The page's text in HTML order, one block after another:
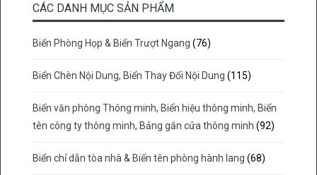
CÁC DANH MỤC SẢN PHẨM
Biển Phòng Họp & Biển Trượt Ngang (76)
Biển Chèn Nội Dung, Biển Thay Đổi Nội Dung (115)
Biển văn phòng Thông minh, Biển hiệu thông minh, Biển
tên công ty thông minh, Bảng gắn cửa thông minh (92)
Biển chỉ dẫn tòa nhà & Biển tên phòng hành lang (68)